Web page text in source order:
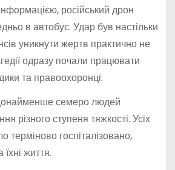
російський дрон
в автобус. Удар був настільки
уникнути жертв практично не
одразу почали працювати
та правоохоронці.
семеро людей
різного ступеня тяжкості. Усіх
терміново госпіталізовано,
їхні життя.